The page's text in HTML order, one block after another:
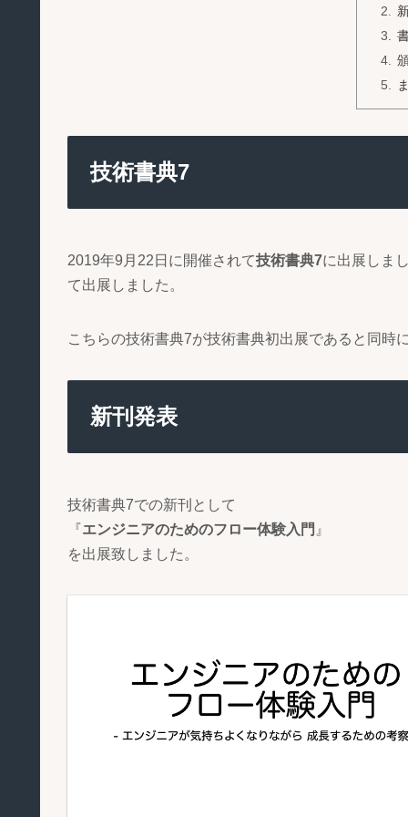
技術書典7
2019年9月22日に開催されて技術書典7に出展しま
て出展しました。
こちらの技術書典7が技術書典初出展であると同時
新刊発表
技術書典7での新刊として
『エンジニアのためのフロー体験入門 』
を出展致しました。